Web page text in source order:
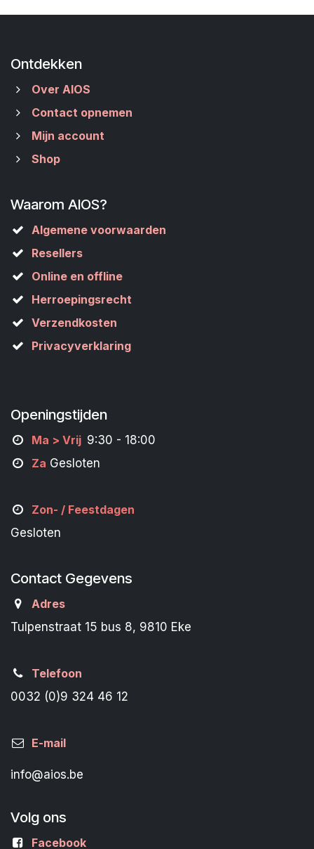
Ontdekken
Over AIOS
Contact opnemen
Mijn account
Shop
Waarom AIOS?
Algemene voorwaarden
Resellers
Online en offline
Herroepingsrecht
Verzendkosten
Privacyverklaring
Openingstijden
Ma > Vrij 9:30 - 18:00
Za Gesloten
Zon- / Feestdagen
Gesloten
Contact Gegevens
Adres
Tulpenstraat 15 bus 8, 9810 Eke
Telefoon
0032 (0)9 324 46 12
E-mail
info@aios.be
Volg ons
Facebook